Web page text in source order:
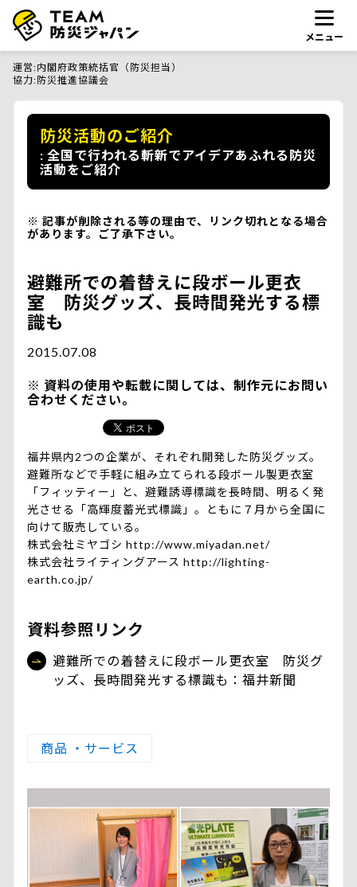
メニュー
運営 内閣府政策統括官（防災担当）
協力 防災推進協議会
防災活動のご紹介
全国で行われる斬新でアイデアあふれる防災
活動をご紹介
記事が削除される等の理由で、リンク切れとなる場合
があります。ご了承下さい。
避難所での着替えに段ボール更衣
室 防災グッズ、長時間発光する標
識も
2015.07.08
資料の使用や転載に関しては、制作元にお問い
合わせください。
福井県内2つの企業が、それぞれ開発した防災グッズ。
避難所などで手軽に組み立てられる段ボール製更衣室
「フィッティー」と、避難誘導標識を長時間、明るく発
光させる「高輝度蓄光式標識」。ともに７月から全国に
向けて販売している。
株式会社ミヤゴシ http://www.miyadan.net/
株式会社ライティングアース http://lighting-
earth.co.jp/
資料参照リンク
避難所での着替えに段ボール更衣室 防災グ
ッズ、長時間発光する標識も：福井新聞
商品 ・サービス